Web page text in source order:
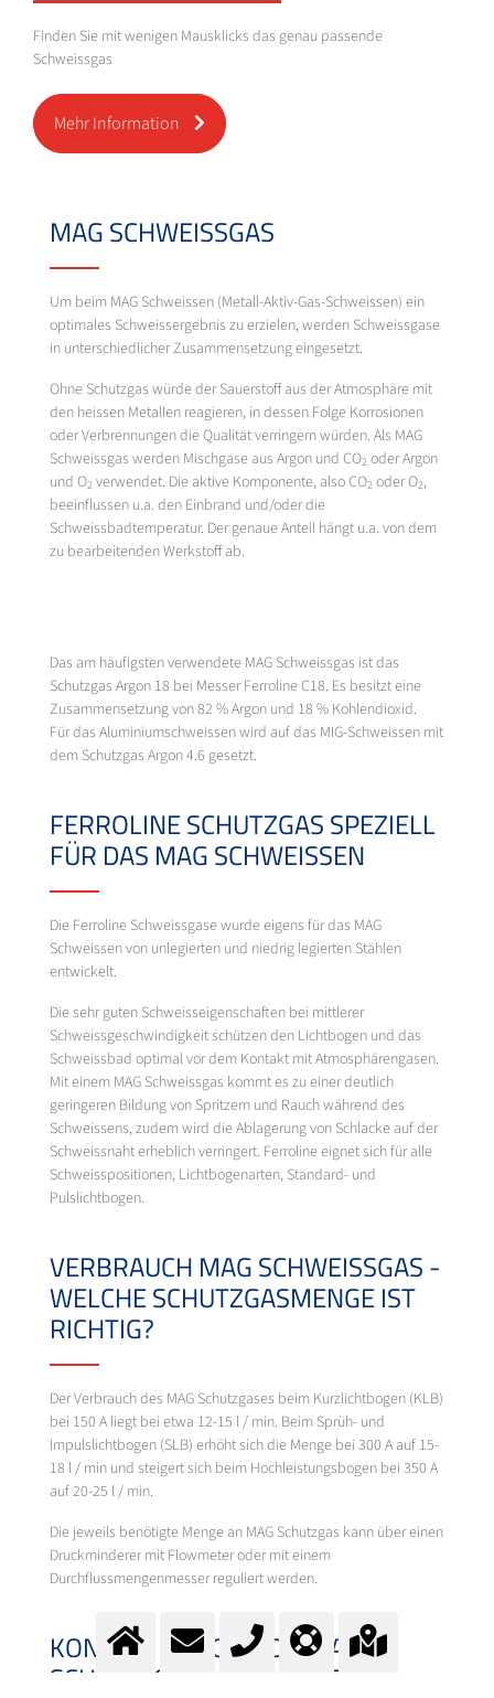
MAG SCHWEISSGAS
Um beim MAG Schweissen (Metall-Aktiv-Gas-Schweissen) ein
optimales Schweissergebnis zu erzielen, werden Schweissgase
in unterschiedlicher Zusammensetzung eingesetzt.
Ohne Schutzgas würde der Sauerstoff aus der Atmosphäre mit
den heissen Metallen reagieren, in dessen Folge Korrosionen
oder Verbrennungen die Qualität verringern würden. Als MAG
Schweissgas werden Mischgase aus Argon und CO2 oder Argon
und O2 verwendet. Die aktive Komponente, also CO2 oder O2,
beeinflussen u.a. den Einbrand und/oder die
Schweissbadtemperatur. Der genaue Anteil hängt u.a. von dem
zu bearbeitenden Werkstoff ab.
Finden Sie mit wenigen Mausklicks das genau passende
Schweissgas
Mehr Information
Das am häufigsten verwendete MAG Schweissgas ist das
Schutzgas Argon 18 bei Messer Ferroline C18. Es besitzt eine
Zusammensetzung von 82 % Argon und 18 % Kohlendioxid.
Für das Aluminiumschweissen wird auf das MIG-Schweissen mit
dem Schutzgas Argon 4.6 gesetzt.
FERROLINE SCHUTZGAS SPEZIELL
FÜR DAS MAG SCHWEISSEN
Die Ferroline Schweissgase wurde eigens für das MAG
Schweissen von unlegierten und niedrig legierten Stählen
entwickelt.
Die sehr guten Schweisseigenschaften bei mittlerer
Schweissgeschwindigkeit schützen den Lichtbogen und das
Schweissbad optimal vor dem Kontakt mit Atmosphärengasen.
Mit einem MAG Schweissgas kommt es zu einer deutlich
geringeren Bildung von Spritzern und Rauch während des
Schweissens, zudem wird die Ablagerung von Schlacke auf der
Schweissnaht erheblich verringert. Ferroline eignet sich für alle
Schweisspositionen, Lichtbogenarten, Standard- und
Pulslichtbogen.
VERBRAUCH MAG SCHWEISSGAS -
WELCHE SCHUTZGASMENGE IST
RICHTIG?
Der Verbrauch des MAG Schutzgases beim Kurzlichtbogen (KLB)
bei 150 A liegt bei etwa 12-15 l / min. Beim Sprüh- und
Impulslichtbogen (SLB) erhöht sich die Menge bei 300 A auf 15-
18 l / min und steigert sich beim Hochleistungsbogen bei 350 A
auf 20-25 l / min.
Die jeweils benötigte Menge an MAG Schutzgas kann über einen
Druckminderer mit Flowmeter oder mit einem
Durchflussmengenmesser reguliert werden.
KONTAMINATION VON MAG
SCHWEISSGAS VERMEIDEN